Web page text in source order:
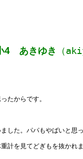
4 あきゆき （
たからです。
した。パパもやばいと思
計を見てどぎもを抜かれ